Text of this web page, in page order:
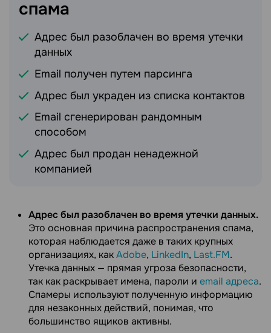
спама
Адрес был разоблачен во время утечки
данных
Email получен путем парсинга
Адрес был украден из списка контактов
Email сгенерирован рандомным
способом
Адрес был продан ненадежной
компанией
Адрес был разоблачен во время утечки данных.
Это основная причина распространения спама,
которая наблюдается даже в таких крупных
организациях, какAdobe, LinkedIn, Last.FM.
Утечка данных — прямая угроза безопасности,
так как раскрывает имена, пароли и email адреса.
Спамеры используют полученную информацию
для незаконных действий, понимая, что
большинство ящиков активны.